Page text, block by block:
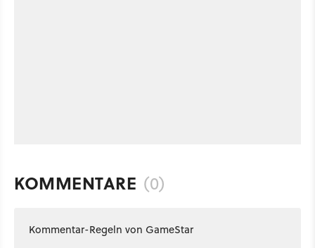
KOMMENTARE (0)
Kommentar-Regeln von GameStar